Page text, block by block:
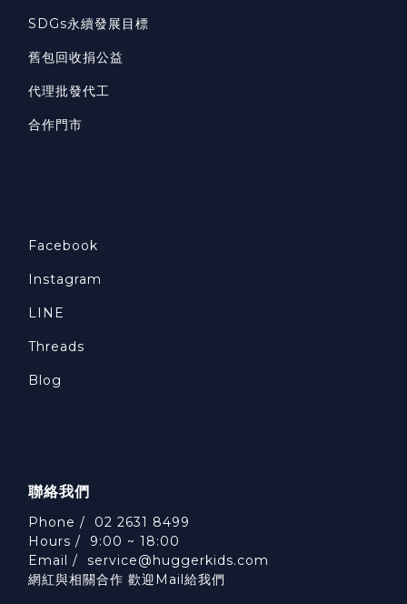
SDGs永續發展目標
舊包回收捐公益
代理批發代工
合作門市
Facebook
Instagram
LINE
Threads
Blog
聯絡我們
Phone / 02 2631 8499
Hours / 9:00 ~ 18:00
Email / service@huggerkids.com
網紅與相關合作 歡迎Mail給我們